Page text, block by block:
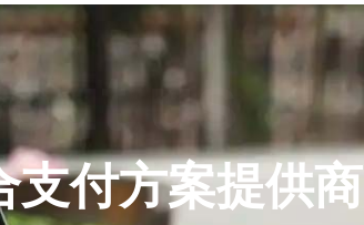
us
支付方案提供商